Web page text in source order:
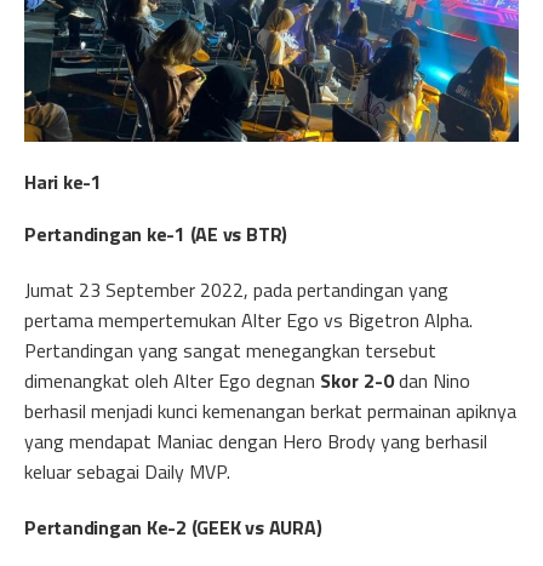
Hari ke-1
Pertandingan ke-1 (AE vs BTR)
Jumat 23 September 2022, pada pertandingan yang
pertama mempertemukan Alter Ego vs Bigetron Alpha.
Pertandingan yang sangat menegangkan tersebut
dimenangkat oleh Alter Ego degnan Skor 2-0dan Nino
berhasil menjadi kunci kemenangan berkat permainan apiknya
yang mendapat Maniac dengan Hero Brody yang berhasil
keluar sebagai Daily MVP.
Pertandingan Ke-2 (GEEK vs AURA)